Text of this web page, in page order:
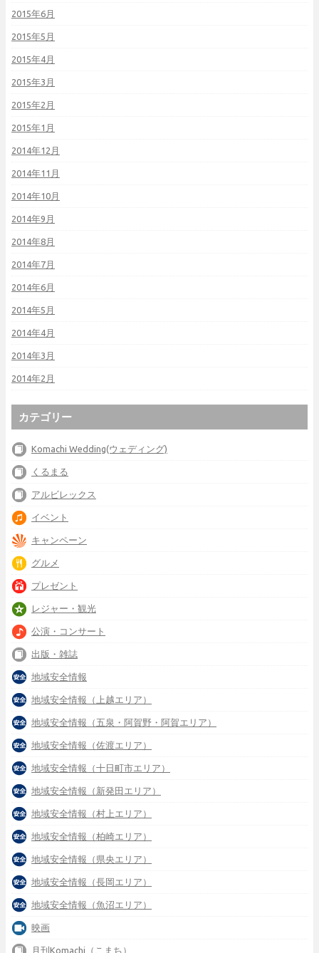
2015年6月
2015年5月
2015年4月
2015年3月
2015年2月
2015年1月
2014年12月
2014年11月
2014年10月
2014年9月
2014年8月
2014年7月
2014年6月
2014年5月
2014年4月
2014年3月
2014年2月
カテゴリー
Komachi Wedding(ウェディング)
くるまる
アルビレックス
イベント
キャンペーン
グルメ
プレゼント
レジャー・観光
公演・コンサート
出版・雑誌
地域安全情報
地域安全情報（上越エリア）
地域安全情報（五泉・阿賀野・阿賀エリア）
地域安全情報（佐渡エリア）
地域安全情報（十日町市エリア）
地域安全情報（新発田エリア）
地域安全情報（村上エリア）
地域安全情報（柏崎エリア）
地域安全情報（県央エリア）
地域安全情報（長岡エリア）
地域安全情報（魚沼エリア）
映画
月刊Komachi（こまち）